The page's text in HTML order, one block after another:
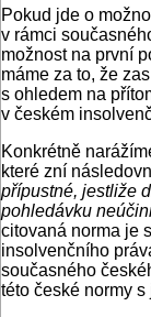
Pokud jde o
v rámci
možnost na první
máme za to, že
s ohledem na
v českém
Konkrétně
které zní
přípustné, jestliže
pohledávku
citovaná norma je
insolvenčního
současného
této české normy